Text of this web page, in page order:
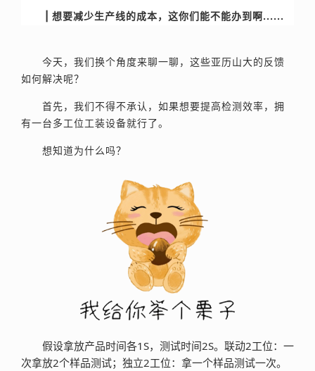
| 想要减少生产线的成本，这你们能不能办到啊......
今天，我们换个角度来聊一聊，这些亚历山大的反馈
如何解决呢？
首先，我们不得不承认，如果想要提高检测效率，拥
有一台多工位工装设备就行了。
想知道为什么吗？
假设拿放产品时间各1S，测试时间2S。联动2工位：一
次拿放2个样品测试；独立2工位：拿一个样品测试一次。